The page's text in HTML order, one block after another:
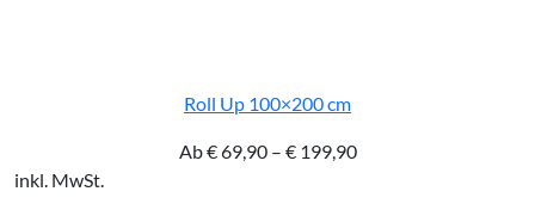
Roll Up 100×200 cm
Ab€69,90– €199,90
inkl. MwSt.